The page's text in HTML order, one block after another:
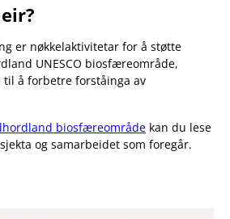
er nøkkelaktivitetar for å støtte
UNESCO biosfæreområde,
å forbetre forståinga av
biosfæreområde kan du lese
og samarbeidet som foregår.